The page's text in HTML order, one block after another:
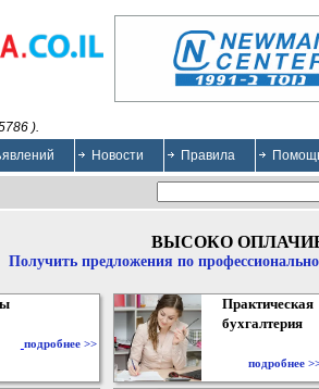
).
Новости Правила
ВЫСОКО
Получить предложения по
подробнее >>
Практическая
бухгалтерия
подробнее